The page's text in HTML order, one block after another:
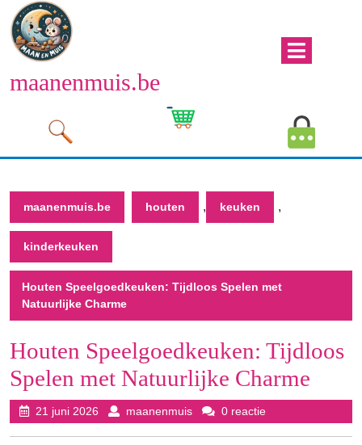
Naar
de
inhoud
maanenmuis.be
Winkelwagen
maanenmuis.be houten , keuken ,
kinderkeuken
Houten Speelgoedkeuken: Tijdloos Spelen met
Natuurlijke Charme
Houten Speelgoedkeuken: Tijdloos
Spelen met Natuurlijke Charme
21 juni 2026 21
juni
maanenmuismaanenmuis
0 reactie